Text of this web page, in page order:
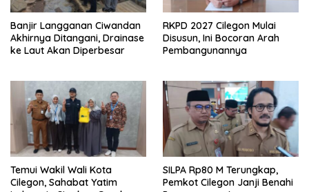
Banjir Langganan Ciwandan
Akhirnya Ditangani, Drainase
ke Laut Akan Diperbesar
RKPD 2027 Cilegon Mulai
Disusun, Ini Bocoran Arah
Pembangunannya
Temui Wakil Wali Kota
Cilegon, Sahabat Yatim
SILPA Rp80 M Terungkap,
Pemkot Cilegon Janji Benahi